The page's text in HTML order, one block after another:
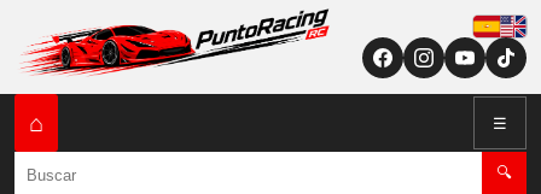
English (US /
⌂ ☰
Buscar 🔍